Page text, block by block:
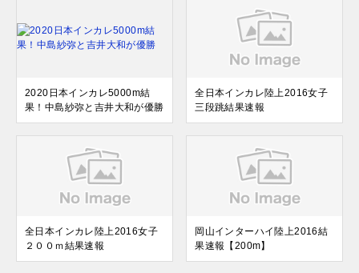
2020日本インカレ5000m結
果！中島紗弥と吉井大和が優勝
全日本インカレ陸上2016女子
三段跳結果速報
全日本インカレ陸上2016女子
２００ｍ結果速報
岡山インターハイ陸上2016結
果速報【200m】